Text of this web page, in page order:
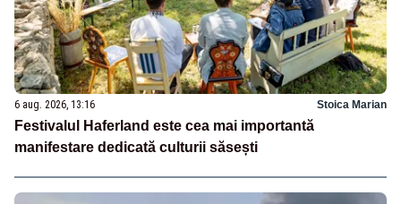
6 aug. 2026, 13:16 Stoica Marian
Festivalul Haferland este cea mai importantă
manifestare dedicată culturii săsești